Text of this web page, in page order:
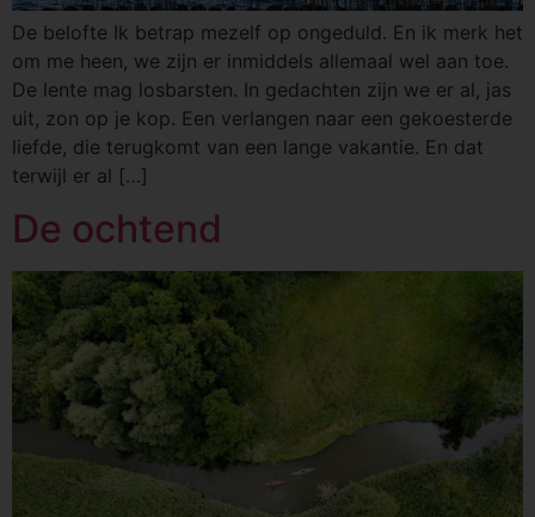
De belofte Ik betrap mezelf op ongeduld. En ik merk het
om me heen, we zijn er inmiddels allemaal wel aan toe.
De lente mag losbarsten. In gedachten zijn we er al, jas
uit, zon op je kop. Een verlangen naar een gekoesterde
liefde, die terugkomt van een lange vakantie. En dat
terwijl er al […]
De ochtend